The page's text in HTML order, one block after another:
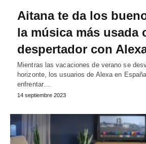
Aitana te da los
la música más usada
despertador con
Mientras las vacaciones de verano se
horizonte, los usuarios de Alexa en
enfrentar…
14 septiembre 2023